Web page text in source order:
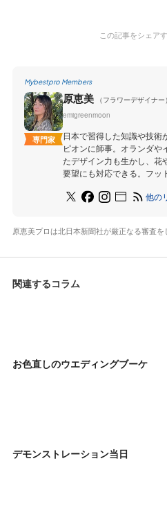
この記事をシェア
Mybestpro Members
専門家
原恵美
（フラワーデザイナー）
emigreenmoon
日本で習得した知識や技術
ピオンに師事。オランダ
たデザイン力も生かし、花
要望にも対応できる。フッ
他の
原恵美プロは北日本新聞社が厳正なる審査
関連するコラム
お色直しのウエディングブーケ
デモンストレーション当日